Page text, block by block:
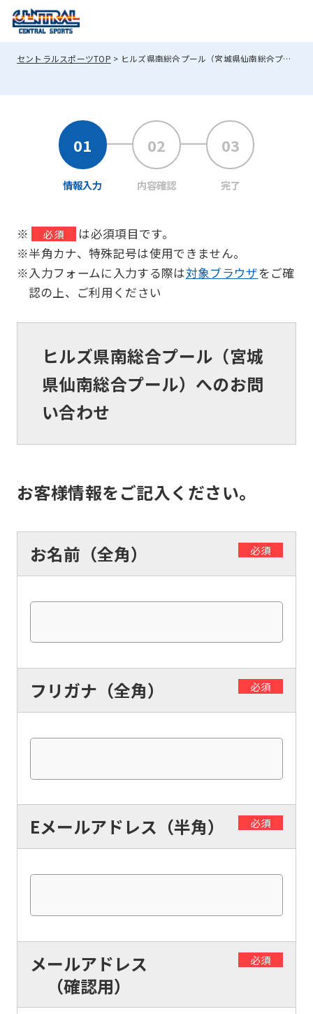
セントラルスポーツTOP ヒルズ県南総合プール（宮城県仙南総合プール）へのお問い合わせ
情報入力 内容確認 完了
※ 必須
は必須項目です。
※半角カナ、特殊記号は使用できません。
※入力フォームに入力する際は対象ブラウザをご確
認の上、ご利用ください
ヒルズ県南総合プール（宮城
県仙南総合プール）へのお問
い合わせ
お客様情報をご記入ください。
お名前（全角） 必須
フリガナ（全角） 必須
Eメールアドレス（半角） 必須
メールアドレス
（確認用）
必須